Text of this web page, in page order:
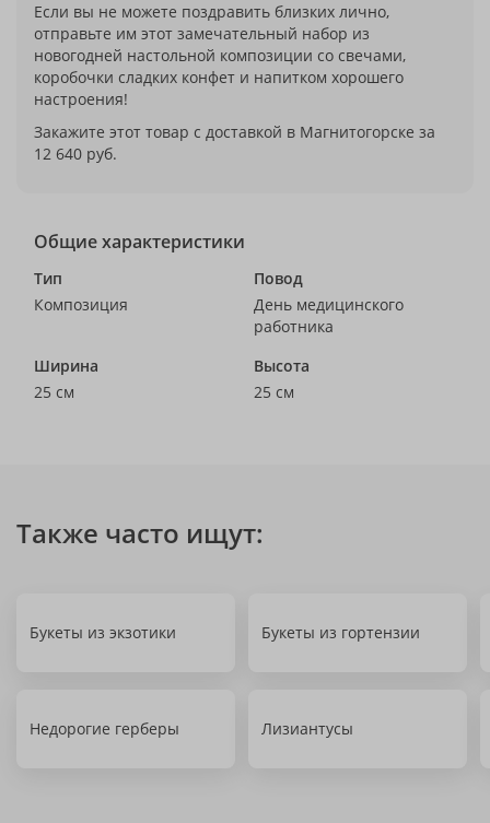
Если вы не можете поздравить близких лично,
отправьте им этот замечательный набор из
новогодней настольной композиции со свечами,
коробочки сладких конфет и напитком хорошего
настроения!
Закажите этот товар с доставкой в Магнитогорске за
12 640 руб.
Общие характеристики
Тип
Композиция
Повод
День медицинского
работника
Ширина
25 см
Высота
25 см
Также часто ищут:
Букеты из экзотики Букеты из гортензии
Недорогие герберы Лизиантусы